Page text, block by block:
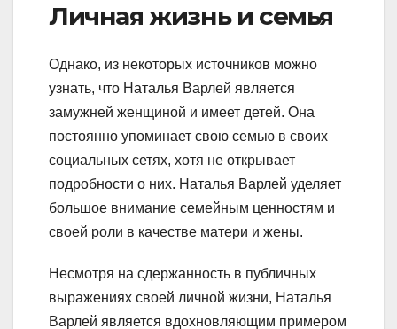
Личная жизнь и семья
Однако, из некоторых источников можно
узнать, что Наталья Варлей является
замужней женщиной и имеет детей. Она
постоянно упоминает свою семью в своих
социальных сетях, хотя не открывает
подробности о них. Наталья Варлей уделяет
большое внимание семейным ценностям и
своей роли в качестве матери и жены.
Несмотря на сдержанность в публичных
выражениях своей личной жизни, Наталья
Варлей является вдохновляющим примером